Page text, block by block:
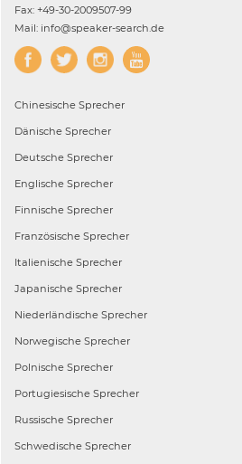
Fax: +49-30-2009507-99
Mail: info@speaker-search.de
Chinesische Sprecher
Dänische Sprecher
Deutsche Sprecher
Englische Sprecher
Finnische Sprecher
Französische Sprecher
Italienische Sprecher
Japanische Sprecher
Niederländische Sprecher
Norwegische Sprecher
Polnische Sprecher
Portugiesische Sprecher
Russische Sprecher
Schwedische Sprecher